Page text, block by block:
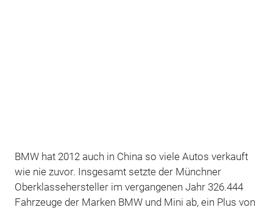
BMW hat 2012 auch in China so viele Autos verkauft
wie nie zuvor. Insgesamt setzte der Münchner
Oberklassehersteller im vergangenen Jahr 326.444
Fahrzeuge der Marken BMW und Mini ab, ein Plus von